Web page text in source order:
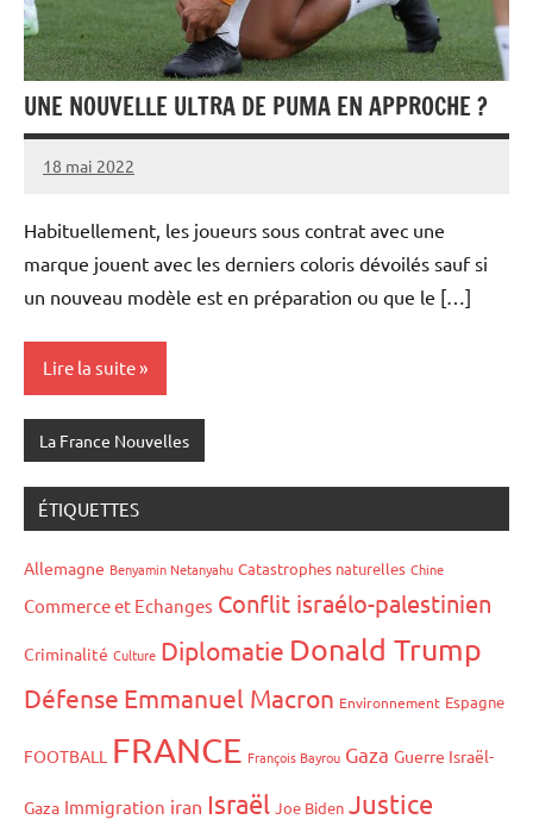
UNE NOUVELLE ULTRA DE PUMA EN APPROCHE ?
18 mai 2022
Admins
Habituellement, les joueurs sous contrat avec une
marque jouent avec les derniers coloris dévoilés sauf si
un nouveau modèle est en préparation ou que le […]
Lire la suite
La France Nouvelles
ÉTIQUETTES
Allemagne Benyamin Netanyahu Catastrophes naturelles Chine
Commerce et Echanges Conflit israélo-palestinien
Criminalité Culture Diplomatie Donald Trump
Défense Emmanuel Macron Environnement Espagne
FOOTBALL FRANCE François Bayrou Gaza Guerre Israël-
Gaza Immigration iran Israël Joe Biden Justice